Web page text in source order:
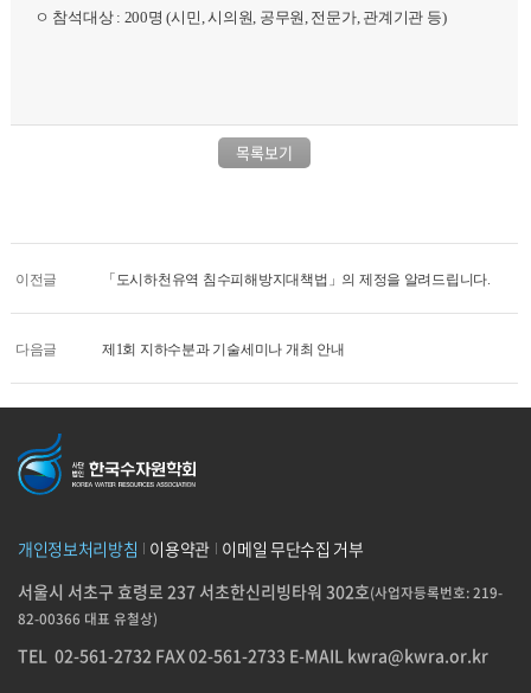
ㅇ 참석대상 : 200명 (시민, 시의원, 공무원, 전문가, 관계기관 등)
목록보기
이전글 「도시하천유역 침수피해방지대책법」의 제정을 알려드립니다.
다음글 제1회 지하수분과 기술세미나 개최 안내
개인정보처리방침 이용약관 이메일 무단수집 거부
서울시 서초구 효령로 237 서초한신리빙타워 302호(사업자등록번호: 219-
82-00366 대표 유철상)
TEL 02-561-2732 FAX 02-561-2733 E-MAIL kwra@kwra.or.kr